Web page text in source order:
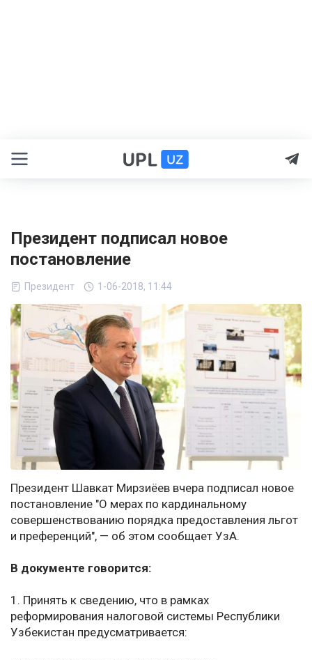
Президент подписал новое
постановление
Президент 1-06-2018, 11:44
Президент Шавкат Мирзиёев вчера подписал новое
постановление "О мерах по кардинальному
совершенствованию порядка предоставления льгот
и преференций", — об этом сообщает УзА.
В документе говорится:
1. Принять к сведению, что в рамках
реформирования налоговой системы Республики
Узбекистан предусматривается: